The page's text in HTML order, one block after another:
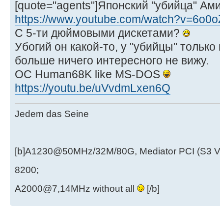
[quote="agents"]Японский "убийца"
https://www.youtube.com/
С 5-ти дюймовыми дискетами?
Убогий он какой-то, у "убийцы"
больше ничего интересного не вижу.
ОС Human68K like MS-DOS
https://youtu.be/uVvdmLxen6Q
Jedem das Seine
[b]A1230@50MHz/32M/80G, Mediator PCI (S3
8200;
A2000@7,14MHz without all
[/b]